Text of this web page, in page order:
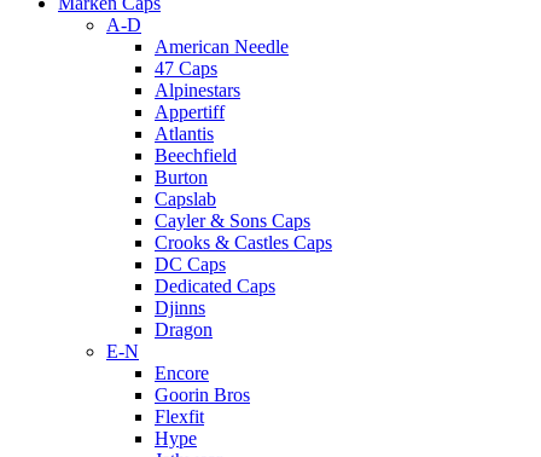
A-D
American Needle
47 Caps
Alpinestars
Appertiff
Atlantis
Beechfield
Burton
Capslab
Cayler & Sons Caps
Crooks & Castles Caps
DC Caps
Dedicated Caps
Djinns
Dragon
E-N
Encore
Goorin Bros
Flexfit
Hype